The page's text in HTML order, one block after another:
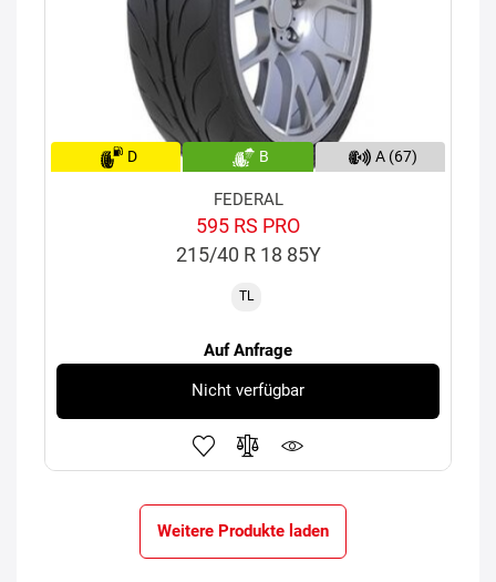
D B A (67)
FEDERAL
595 RS PRO
215/40 R 18 85Y
TL
Auf Anfrage
Nicht verfügbar
Weitere Produkte laden